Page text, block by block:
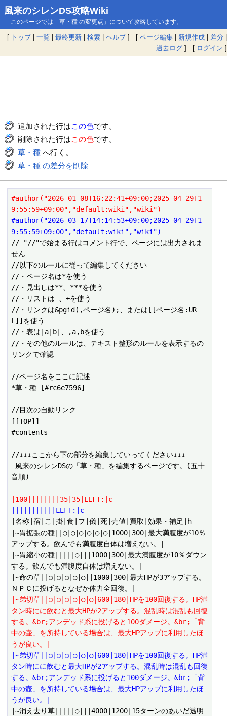
風来のシレンDS攻略Wiki
このページでは「草・種 の変更点」について攻略しています。
[ トップ| 一覧 | 最終更新 | 検索 | ヘルプ] [ ページ編集 | 新規作成 | 差分 |
過去ログ ] [ ログイン ]
追加された行はこの色です。
削除された行はこの色です。
草・種 へ行く。
草・種 の差分を削除
#author("2026-01-08T16:22:41+09:00;2025-04-29T1
9:55:59+09:00","default:wiki","wiki")
#author("2026-03-17T14:14:53+09:00;2025-04-29T1
9:55:59+09:00","default:wiki","wiki")
// "//"で始まる行はコメント行で、ページには出力されま
せん
//以下のルールに従って編集してください
//・ページ名は*を使う
//・見出しは**、***を使う
//・リストは-、+を使う
//・リンクは&pgid(,ページ名);、または[[ページ名:UR
L]]を使う
//・表は|a|b|、,a,bを使う
//・その他のルールは、テキスト整形のルールを表示するの
リンクで確認
//ページ名をここに記述
*草・種 [#rc6e7596]
//目次の自動リンク
[[TOP]]
#contents
//↓↓↓ここから下の部分を編集していってください↓↓↓
音順)
|100||||||||35|35|LEFT:|c
|||||||||||LEFT:|c
|名称|宿|こ|掛|食|フ|儀|死|売値|買取|効果・補足|h
|~胃拡張の種||○|○|○|○|○|○|1000|300|最大満腹度が10％
アップする。飲んでも満腹度自体は増えない。|
|~胃縮小の種|||||○|||1000|300|最大満腹度が10％ダウン
する。飲んでも満腹度自体は増えない。|
|~命の草||○|○|○|○|○||1000|300|最大HPが3アップする。
|~弟切草||○|○|○|○|○|○|600|180|HPを100回復する。HP満
タン時にに飲むと最大HPが2アップする。混乱時は混乱も回復
する。&br;アンデッド系に投げると100ダメージ。&br;「背
中の壷」を所持している場合は、最大HPアップに利用したほ
うが良い。|
|~弟切草||○|○|○|○|○|○|600|180|HPを100回復する。HP満
タン時にに飲むと最大HPが2アップする。混乱時は混乱も回復
する。&br;アンデッド系に投げると100ダメージ。&br;「背
中の壺」を所持している場合は、最大HPアップに利用したほ
うが良い。|
|~消え去り草|||||○|||4000|1200|15ターンのあいだ透明